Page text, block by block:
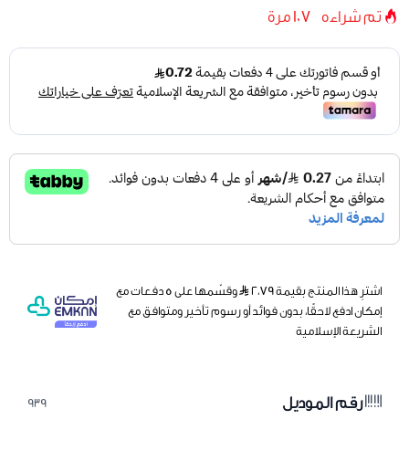
تم شراءه 107 مرة
اشترِ هذا المنتج بقيمة ٢٫٧٩
وقسّمها على 5 دفعات مع
إمكان ادفع لاحقًا، بدون فوائد أو رسوم تأخير ومتوافق مع
الشريعة الإسلامية
رقم الموديل 939